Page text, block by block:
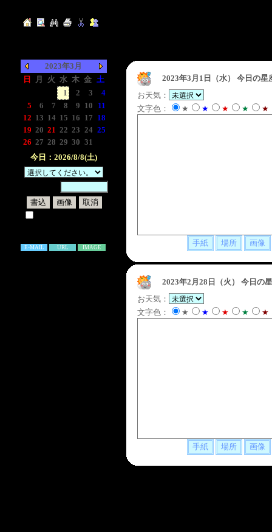
2023年3月
日
月 火 水 木 金 土
1 2 3
4
5
6 7 8 9 10
11
12 13 14 15 16 17 18
19 20 21 22 23 24 25
26 27 28 29 30 31
今日：2026/8/8(土)
E-MAIL URL IMAGE
2023年3月1日（水）
今日の
お天気：
文字色：
★ ★ ★ ★ ★
2023年2月28日（火）
今日の
お天気：
文字色：
★ ★ ★ ★ ★